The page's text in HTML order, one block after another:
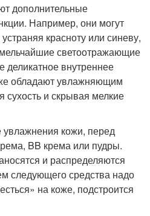
дополнительные
Например, они могут
красноту или синеву,
светоотражающие
внутреннее
обладают увлажняющим
и скрывая мелкие
кожи, перед
BB крема или пудры.
и распределяются
следующего средства надо
на коже, подстроится